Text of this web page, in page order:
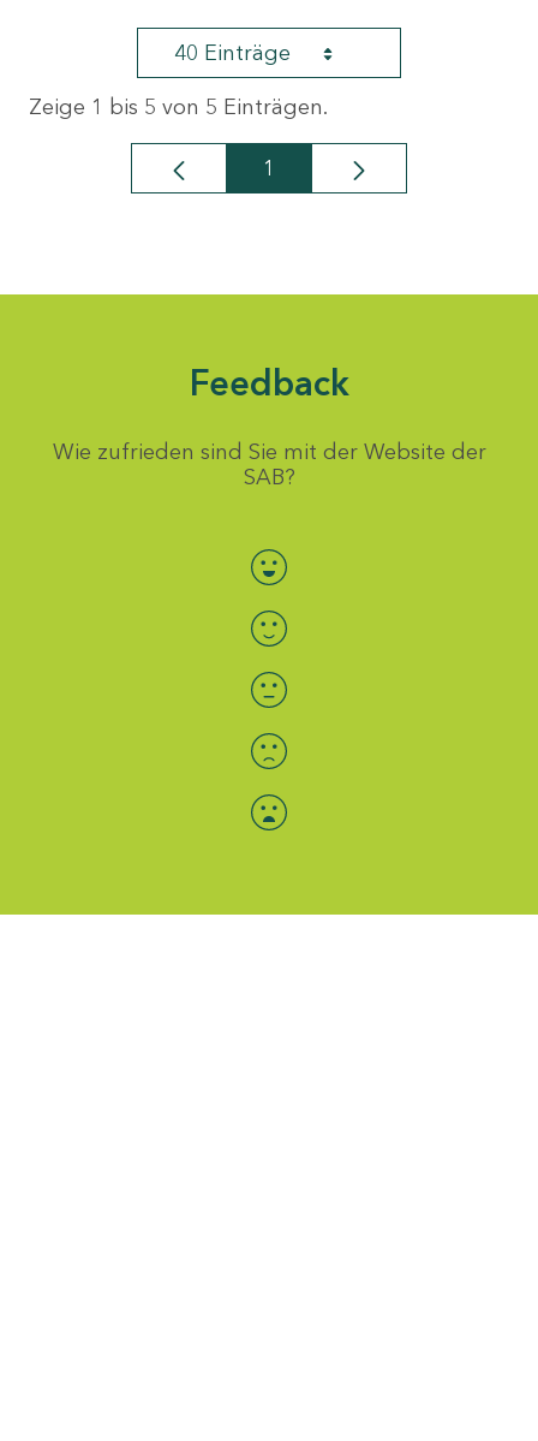
40 Einträge
Zeige 1 bis 5 von 5 Einträgen.
Seite
1
Feedback
Wie zufrieden sind Sie mit der Website der
SAB?
Bewertung auswählen